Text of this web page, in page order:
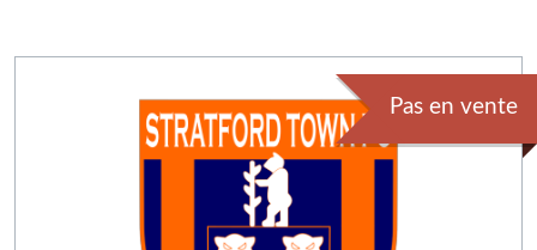
Pas en vente